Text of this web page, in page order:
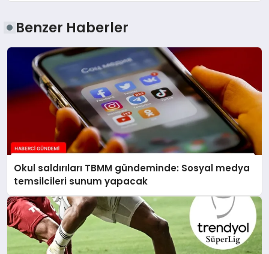
Benzer Haberler
Okul saldırıları TBMM gündeminde: Sosyal medya
temsilcileri sunum yapacak